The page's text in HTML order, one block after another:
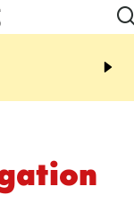
routière, concours de